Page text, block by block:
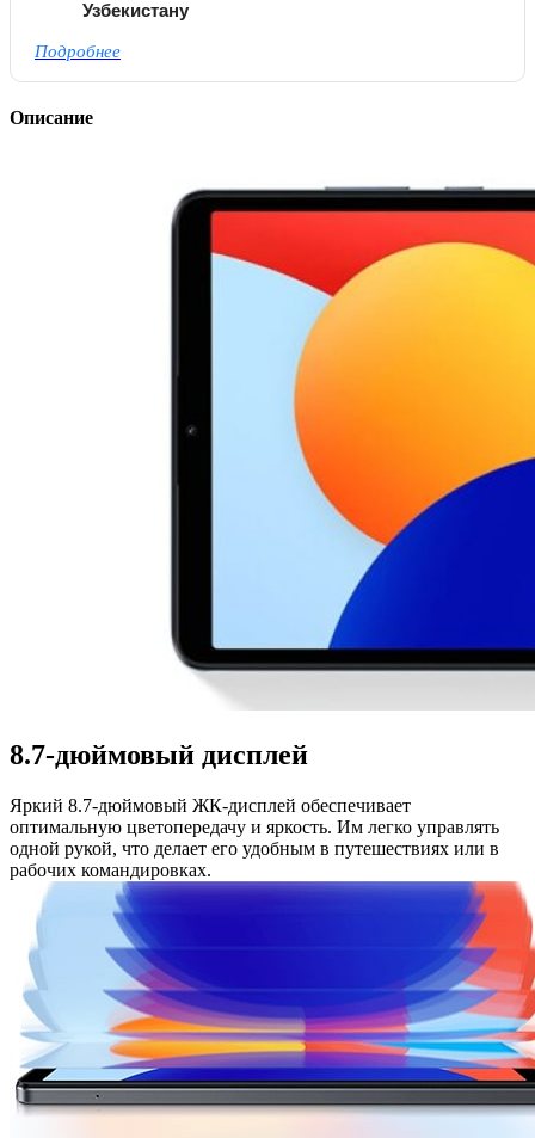
Узбекистану
Подробнее
Описание
8.7-дюймовый дисплей
Яркий 8.7-дюймовый ЖК-дисплей обеспечивает
оптимальную цветопередачу и яркость. Им легко управлять
одной рукой, что делает его удобным в путешествиях или в
рабочих командировках.